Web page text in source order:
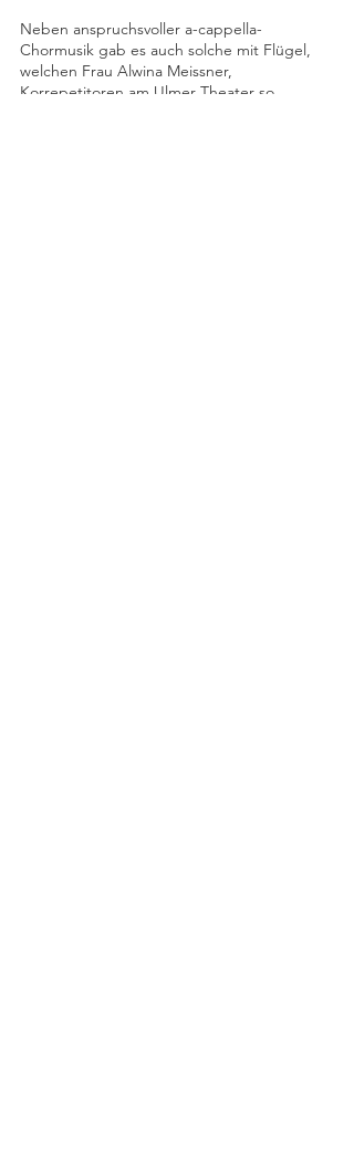
Neben anspruchsvoller a-cappella-
Chormusik gab es auch solche mit Flügel,
welchen Frau Alwina Meissner,
Korrepetitoren am Ulmer Theater so